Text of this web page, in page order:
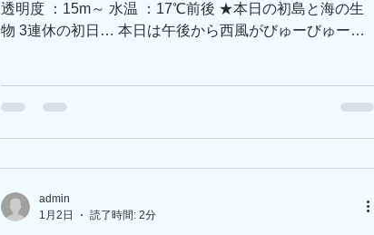
透明度 ：15m～ 水温 ：17℃前後 ★本日の初島と海の生
物 3連休の初日… 本日は午後から西風がびゅーびゅー吹
ンディションです😍 隠れ上手なおちびちゃんが豊富な初
の輪を設置中 ❗ 初島で2026年初潜りをしましょう！！ -----
--------------------------------------------------------------------- 【明日の
admin
1月2日
読了時間: 2分